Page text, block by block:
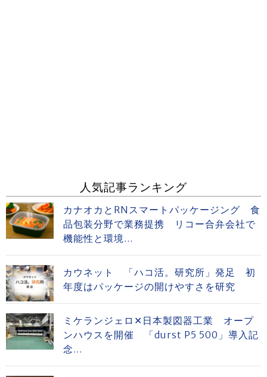
人気記事ランキング
カナオカとRNスマートパッケージング 食
品包装分野で業務提携 リコー合弁会社で
機能性と環境...
カウネット 「ハコ活。研究所」発足 初
年度はパッケージの開けやすさを研究
ミケランジェロ✕日本製図器工業 オープ
ンハウスを開催 「durst P5 500」導入記
念...